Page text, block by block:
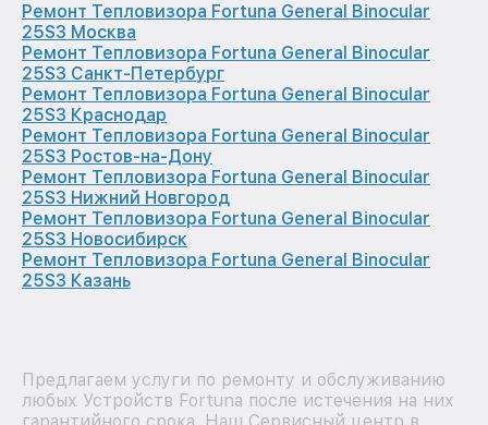
Ремонт Тепловизора Fortuna General Binocular
25S3 Москва
Ремонт Тепловизора Fortuna General Binocular
25S3 Санкт-Петербург
Ремонт Тепловизора Fortuna General Binocular
25S3 Краснодар
Ремонт Тепловизора Fortuna General Binocular
25S3 Ростов-на-Дону
Ремонт Тепловизора Fortuna General Binocular
25S3 Нижний Новгород
Ремонт Тепловизора Fortuna General Binocular
25S3 Новосибирск
Ремонт Тепловизора Fortuna General Binocular
25S3 Казань
Предлагаем услуги по ремонту и обслуживанию
любых Устройств Fortuna после истечения на них